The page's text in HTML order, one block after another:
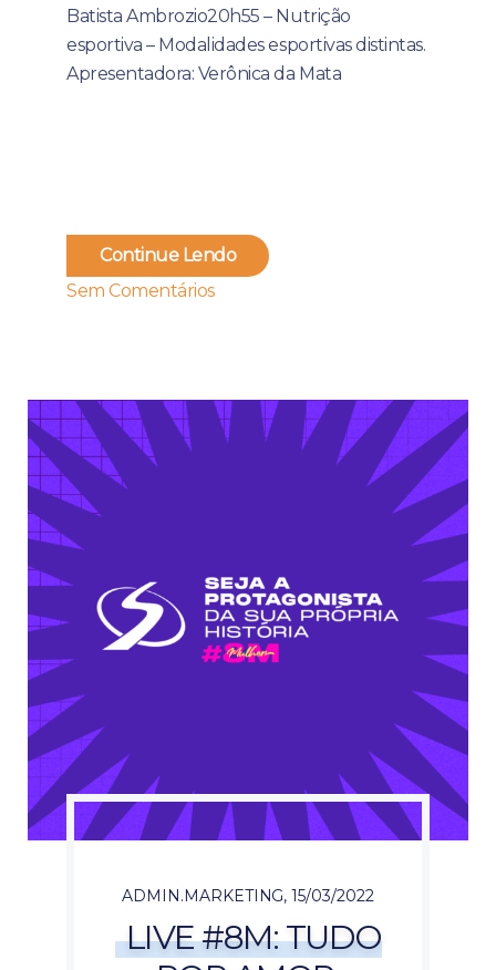
Batista Ambrozio20h55 – Nutrição
esportiva – Modalidades esportivas distintas.
Apresentadora: Verônica da Mata
Continue Lendo
Sem Comentários
ADMIN.MARKETING,15/03/2022
LIVE #8M: TUDO